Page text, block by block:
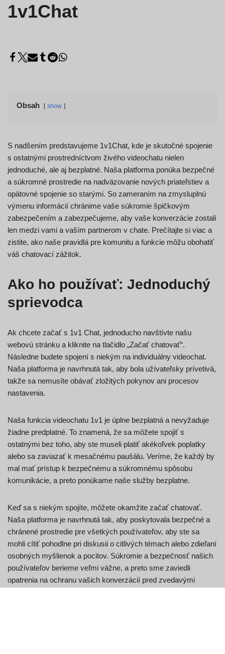
1v1Chat
Obsah show
S nadšením predstavujeme 1v1Chat, kde je skutočné spojenie
s ostatnými prostredníctvom živého videochatu nielen
jednoduché, ale aj bezplatné. Naša platforma ponúka bezpečné
a súkromné prostredie na nadväzovanie nových priateľstiev a
opätovné spojenie so starými. So zameraním na zmysluplnú
výmenu informácií chránime vaše súkromie špičkovým
zabezpečením a zabezpečujeme, aby vaše konverzácie zostali
len medzi vami a vaším partnerom v chate. Prečítajte si viac a
zistite, ako naše pravidlá pre komunitu a funkcie môžu obohatiť
váš chatovací zážitok.
Ako ho používať: Jednoduchý
sprievodca
Ak chcete začať s 1v1 Chat, jednoducho navštívte našu
webovú stránku a kliknite na tlačidlo „Začať chatovať“.
Následne budete spojení s niekým na individuálny videochat.
Naša platforma je navrhnutá tak, aby bola užívateľsky prívetivá,
takže sa nemusíte obávať zložitých pokynov ani procesov
nastavenia.
Naša funkcia videochatu 1v1 je úplne bezplatná a nevyžaduje
žiadne predplatné. To znamená, že sa môžete spojiť s
ostatnými bez toho, aby ste museli platiť akékoľvek poplatky
alebo sa zaviazať k mesačnému paušálu. Veríme, že každý by
mal mať prístup k bezpečnému a súkromnému spôsobu
komunikácie, a preto ponúkame naše služby bezplatne.
Keď sa s niekým spojíte, môžete okamžite začať chatovať.
Naša platforma je navrhnutá tak, aby poskytovala bezpečné a
chránené prostredie pre všetkých používateľov, aby ste sa
mohli cítiť pohodlne pri diskusii o citlivých témach alebo zdieľaní
osobných myšlienok a pocitov. Súkromie a bezpečnosť našich
používateľov berieme veľmi vážne, a preto sme zaviedli
opatrenia na ochranu vašich konverzácií pred zvedavými